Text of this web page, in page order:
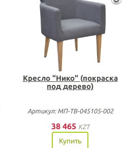
Кресло "Нико" (покраска
под дерево)
Артикул: МП-ТВ-045105-002
38 465 KZT
Купить